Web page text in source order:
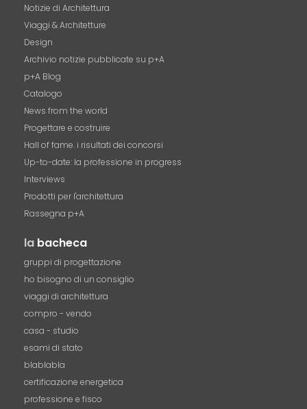
Notizie di Architettura
Viaggi & Architetture
Design
Archivio notizie pubblicate su p+A
p+A Blog
Catalogo
News from the world
Progettare e costruire
Hall of fame. i risultati dei concorsi
Up-to-date: la professione in progress
Interviews
Prodotti per l'architettura
Rassegna p+A
la bacheca
gruppi di progettazione
ho bisogno di un consiglio
viaggi di architettura
compro - vendo
casa - studio
esami di stato
blablabla
certificazione energetica
professione e fisco